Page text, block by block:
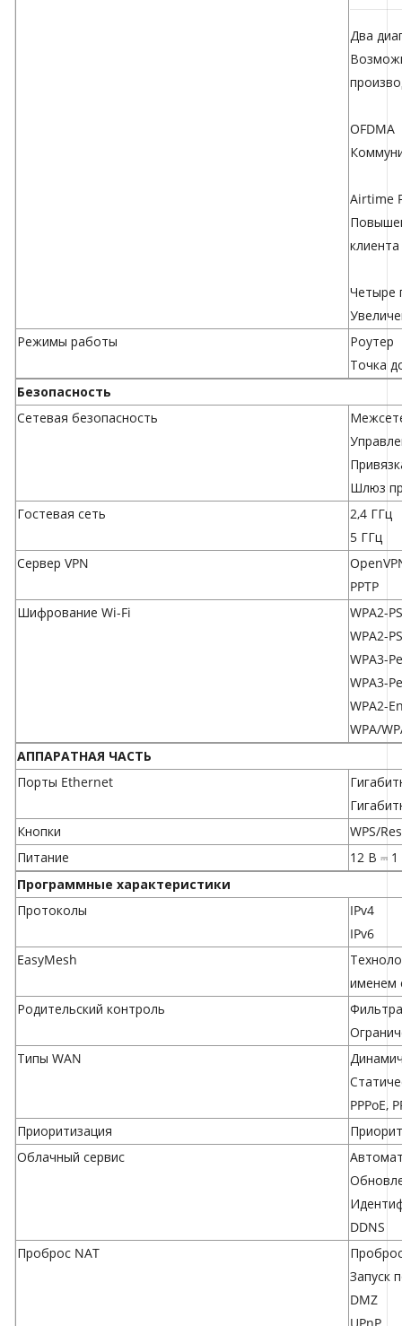
Два
OFDMA
Airtime
клиента
Четыре
Режимы работы
Роутер
Точка
Безопасность
Сетевая безопасность
Шлюз
Гостевая сеть
2,4 ГГц
5 ГГц
Сервер VPN
PPTP
Шифрование Wi-Fi
WPA2-
WPA2-
WPA3-
WPA3-
WPA2-
WPA/
АППАРАТНАЯ ЧАСТЬ
Порты Ethernet
Кнопки
WPS/
Питание
12 В ⎓ 1
Программные характеристики
Протоколы
IPv4
IPv6
EasyMesh
именем
Родительский контроль
Типы WAN
PPPoE,
Приоритизация
Облачный сервис
DDNS
Проброс NAT
Запуск
DMZ